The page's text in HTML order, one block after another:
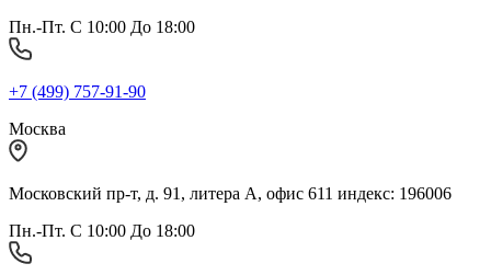
Пн.-Пт. С 10:00 До 18:00
+7 (499) 757-91-90
Москва
Московский пр-т, д. 91, литера А, офис 611 индекс: 196006
Пн.-Пт. С 10:00 До 18:00